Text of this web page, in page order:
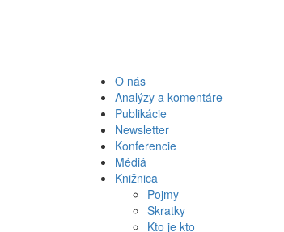
O nás
Analýzy a komentáre
Publikácie
Newsletter
Konferencie
Médiá
Knižnica
Pojmy
Skratky
Kto je kto